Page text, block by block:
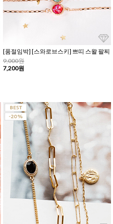
[품절임박] [스와로브스키] 쁘띠 스왈 팔찌
9,000원
7,200원